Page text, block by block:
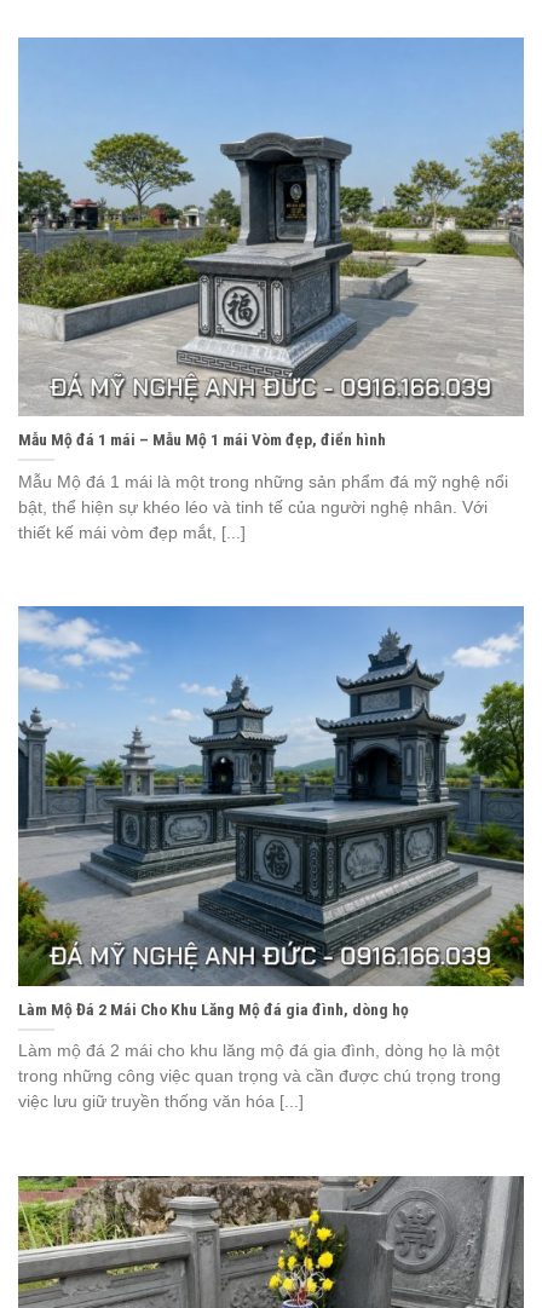
Mẫu Mộ đá 1 mái – Mẫu Mộ 1 mái Vòm đẹp, điển hình
Mẫu Mộ đá 1 mái là một trong những sản phẩm đá mỹ nghệ nổi
bật, thể hiện sự khéo léo và tinh tế của người nghệ nhân. Với
thiết kế mái vòm đẹp mắt, [...]
Làm Mộ Đá 2 Mái Cho Khu Lăng Mộ đá gia đình, dòng họ
Làm mộ đá 2 mái cho khu lăng mộ đá gia đình, dòng họ là một
trong những công việc quan trọng và cần được chú trọng trong
việc lưu giữ truyền thống văn hóa [...]